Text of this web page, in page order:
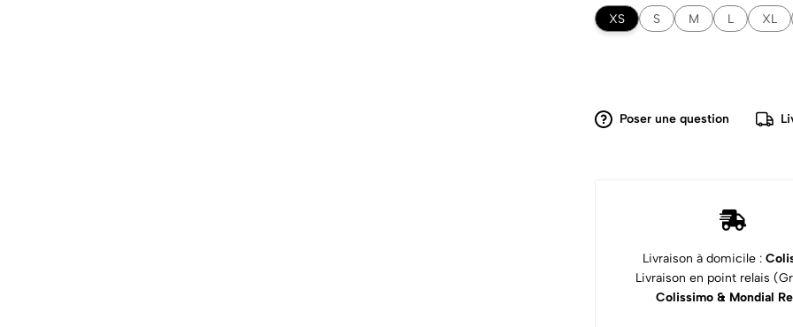
XS
S M L XL
Poser une question
Livraison à domicile :
Livraison en point relais
Colissimo & Mondial